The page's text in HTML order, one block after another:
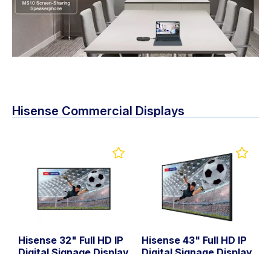
Hisense Commercial Displays
Hisense 32" Full HD IP
Hisense 43" Full HD IP